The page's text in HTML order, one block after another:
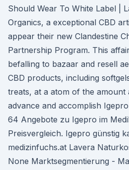
Should Wear To White Label |
Organics, a exceptional CBD
appear their new Clandestine
Partnership Program. This
befalling to bazaar and resell
CBD products, including
treats, at a atom of the amount
advance and accomplish
64 Angebote zu Igepro im
Preisvergleich. Igepro günstig
medizinfuchs.at Lavera
None Marktsegmentierung -